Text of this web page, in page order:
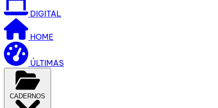
DIGITAL
HOME
ÚLTIMAS
CADERNOS